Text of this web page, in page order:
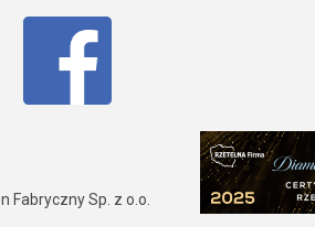
Fabryczny Sp. z o.o.